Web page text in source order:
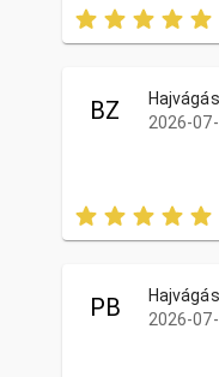
BZ
Hajvágás
2026-
PB
Hajvágás
2026-